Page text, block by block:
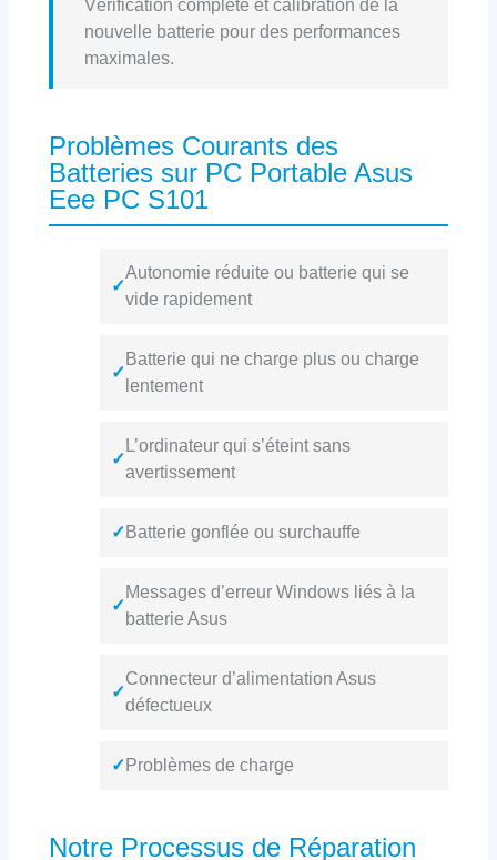
Vérification complète et calibration de la
nouvelle batterie pour des performances
maximales.
Problèmes Courants des
Batteries sur PC Portable Asus
Eee PC S101
✓
Autonomie réduite ou batterie qui se
vide rapidement
✓
Batterie qui ne charge plus ou charge
lentement
✓
L’ordinateur qui s’éteint sans
avertissement
✓ Batterie gonflée ou surchauffe
✓
Messages d’erreur Windows liés à la
batterie Asus
✓
Connecteur d’alimentation Asus
défectueux
✓ Problèmes de charge
Notre Processus de Réparation